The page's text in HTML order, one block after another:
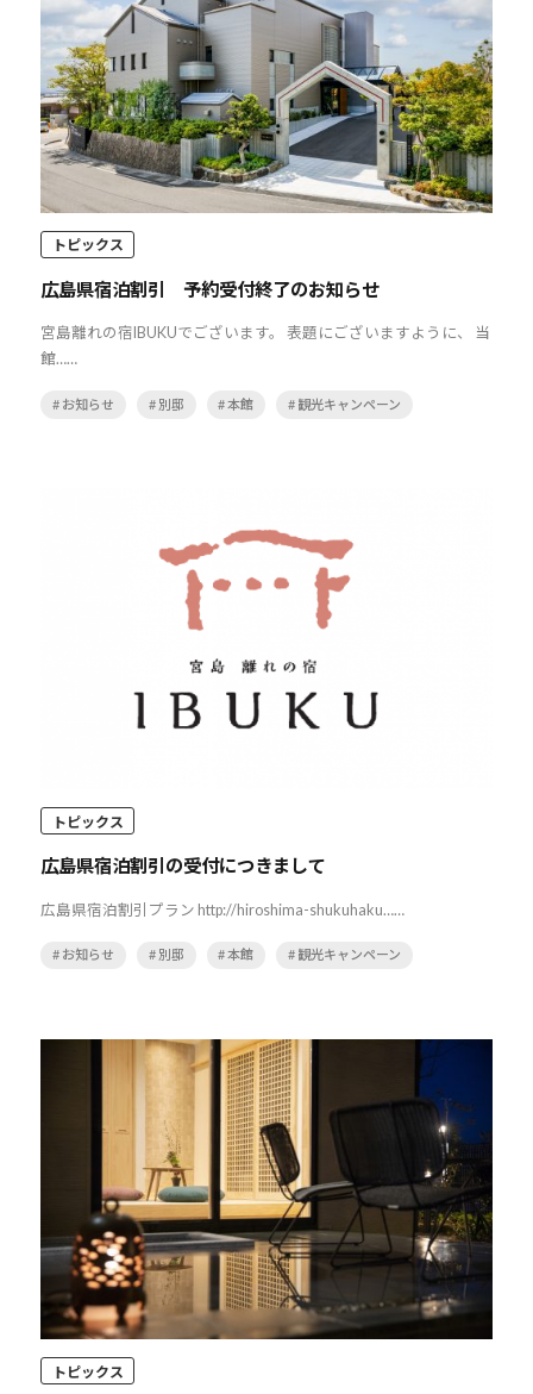
トピックス
広島県宿泊割引 予約受付終了のお知らせ
宮島離れの宿IBUKUでございます。 表題にございますように、 当
館……
# お知らせ # 別邸 # 本館 # 観光キャンペーン
トピックス
広島県宿泊割引の受付につきまして
広島県宿泊割引プラン http://hiroshima-shukuhaku……
# お知らせ # 別邸 # 本館 # 観光キャンペーン
トピックス